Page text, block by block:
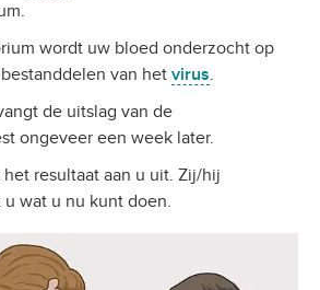
wordt uw bloed onderzocht op
van het virus.
de uitslag van de
ongeveer een week later.
resultaat aan u uit. Zij/hij
u wat u nu kunt doen.